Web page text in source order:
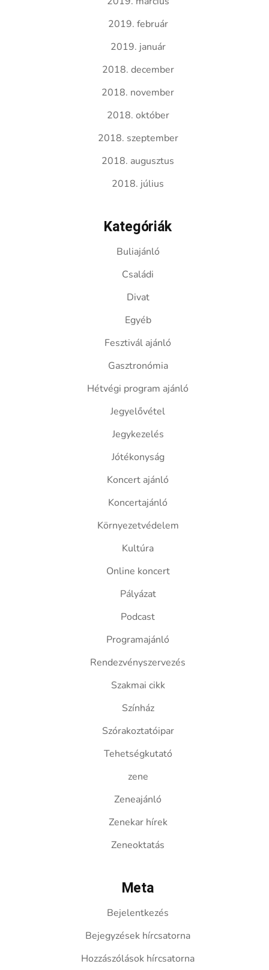
2019. február
2019. január
2018. december
2018. november
2018. október
2018. szeptember
2018. augusztus
2018. július
Kategóriák
Buliajánló
Családi
Divat
Egyéb
Fesztivál ajánló
Gasztronómia
Hétvégi program ajánló
Jegyelővétel
Jegykezelés
Jótékonyság
Koncert ajánló
Koncertajánló
Környezetvédelem
Kultúra
Online koncert
Pályázat
Podcast
Programajánló
Rendezvényszervezés
Szakmai cikk
Színház
Szórakoztatóipar
Tehetségkutató
zene
Zeneajánló
Zenekar hírek
Zeneoktatás
Meta
Bejelentkezés
Bejegyzések hírcsatorna
Hozzászólások hírcsatorna